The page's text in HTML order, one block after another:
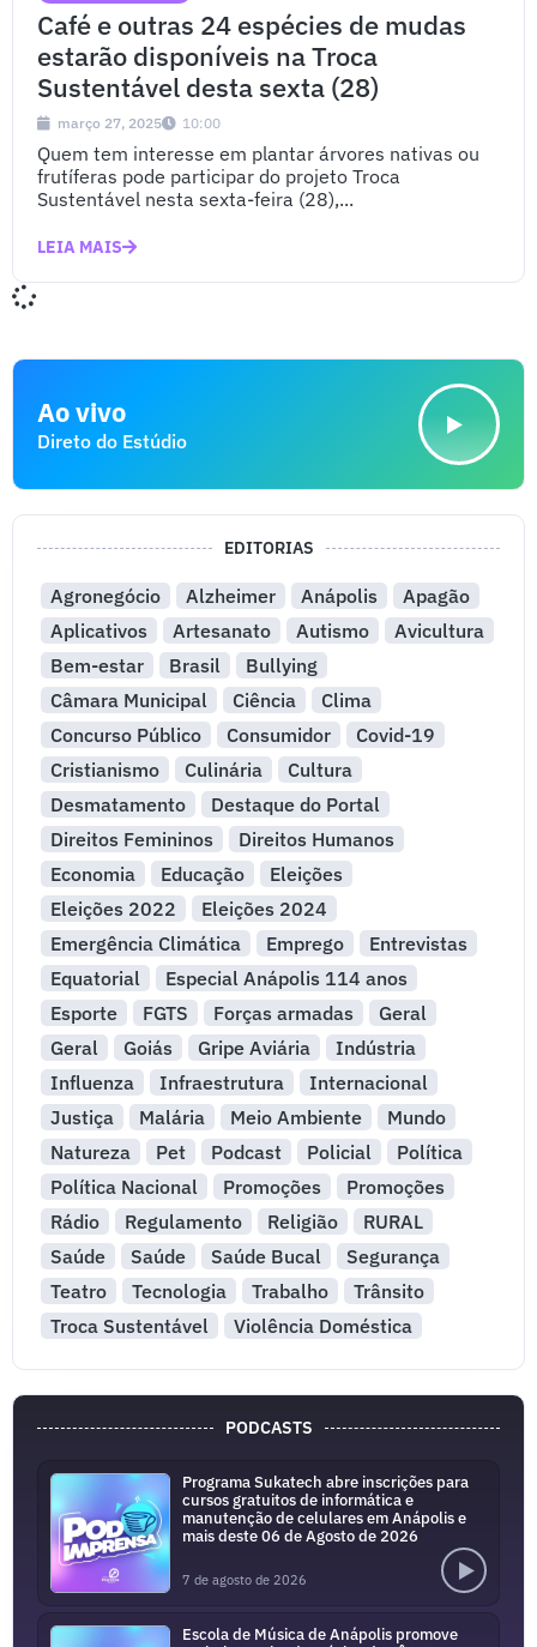
Café e outras 24 espécies de mudas
estarão disponíveis na Troca
Sustentável desta sexta (28)
março 27, 2025 10:00
Quem tem interesse em plantar árvores nativas ou
frutíferas pode participar do projeto Troca
Sustentável nesta sexta-feira (28),...
LEIA MAIS
Ao vivo
Direto do Estúdio
EDITORIAS
Agronegócio Alzheimer Anápolis
Apagão
Aplicativos
Artesanato Autismo
Avicultura
Bem-estar
Brasil
Bullying
Câmara Municipal
Ciência
Clima
Concurso Público
Consumidor
Covid-19
Cristianismo
Culinária
Cultura
Desmatamento
Destaque do Portal
Direitos Femininos
Direitos Humanos
Economia
Educação
Eleições
Eleições 2022
Eleições 2024
Emergência Climática
Emprego
Entrevistas
Equatorial
Especial Anápolis 114 anos
Esporte
FGTS Forças armadas
Geral
Geral
Goiás Gripe Aviária
Indústria
Influenza
Infraestrutura
Internacional
Justiça
Malária Meio Ambiente
Mundo
Natureza
Pet Podcast Policial
Política
Política Nacional
Promoções
Promoções
Rádio
Regulamento Religião
RURAL
Saúde
Saúde Saúde Bucal
Segurança
Teatro
Tecnologia Trabalho
Trânsito
Troca Sustentável
Violência Doméstica
PODCASTS
Programa Sukatech abre inscrições para
cursos gratuitos de informática e
manutenção de celulares em Anápolis e
mais deste 06 de Agosto de 2026
7 de agosto de 2026
Escola de Música de Anápolis promove